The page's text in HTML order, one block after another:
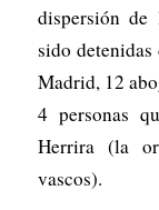
dispersión de
sido
Madrid, 12
4 personas
Herrira (la
vascos).